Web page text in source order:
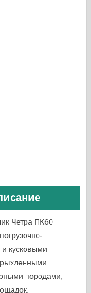
Четра ПК60
и кусковыми
породами,